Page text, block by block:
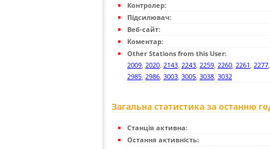
Контролер:
Підсилювач:
Веб-сайт:
Коментар:
Other Stations from this User:
2009, 2020, 2143, 2243, 2259, 2260, 2261, 2277
2985, 2986, 3003, 3005, 3038, 3032
Загальна статистика за останню
Станція активна:
Остання активність: